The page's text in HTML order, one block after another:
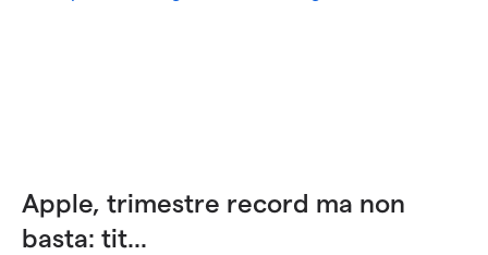
Apple, trimestre record ma non
basta: tit...